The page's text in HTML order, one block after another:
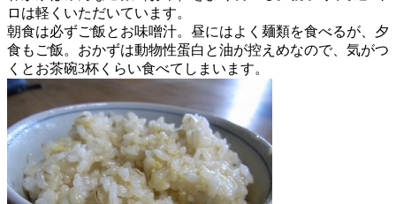
ロは軽くいただいています。
朝食は必ずご飯とお味噌汁。昼にはよく麺類を食べるが、夕
食もご飯。おかずは動物性蛋白と油が控えめなので、気がつ
くとお茶碗3杯くらい食べてしまいます。